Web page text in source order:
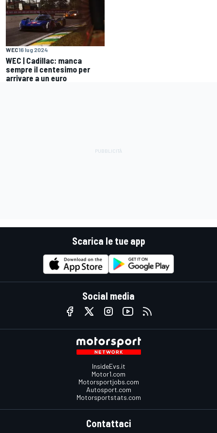
WEC16 lug 2024
WEC | Cadillac: manca
sempre il centesimo per
arrivare a un euro
Scarica le tue app
Social media
InsideEvs.it
Motor1.com
Motorsportjobs.com
Autosport.com
Motorsportstats.com
Contattaci